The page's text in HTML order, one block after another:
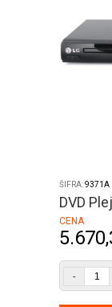
ŠIFRA:9371A
DVD
CENA
-